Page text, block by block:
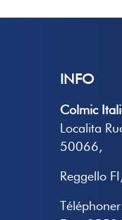
INFO
Colmic
Localita
50066,
Reggello